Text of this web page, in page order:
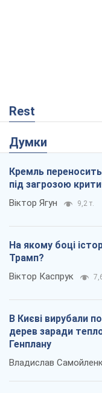
Rest
Думки
Кремль
під загрозою
Віктор Ягун 9,2 т.
На якому боці
Трамп?
Віктор Каспрук
В Києві вирубали
дерев заради
Генплану
Владислав